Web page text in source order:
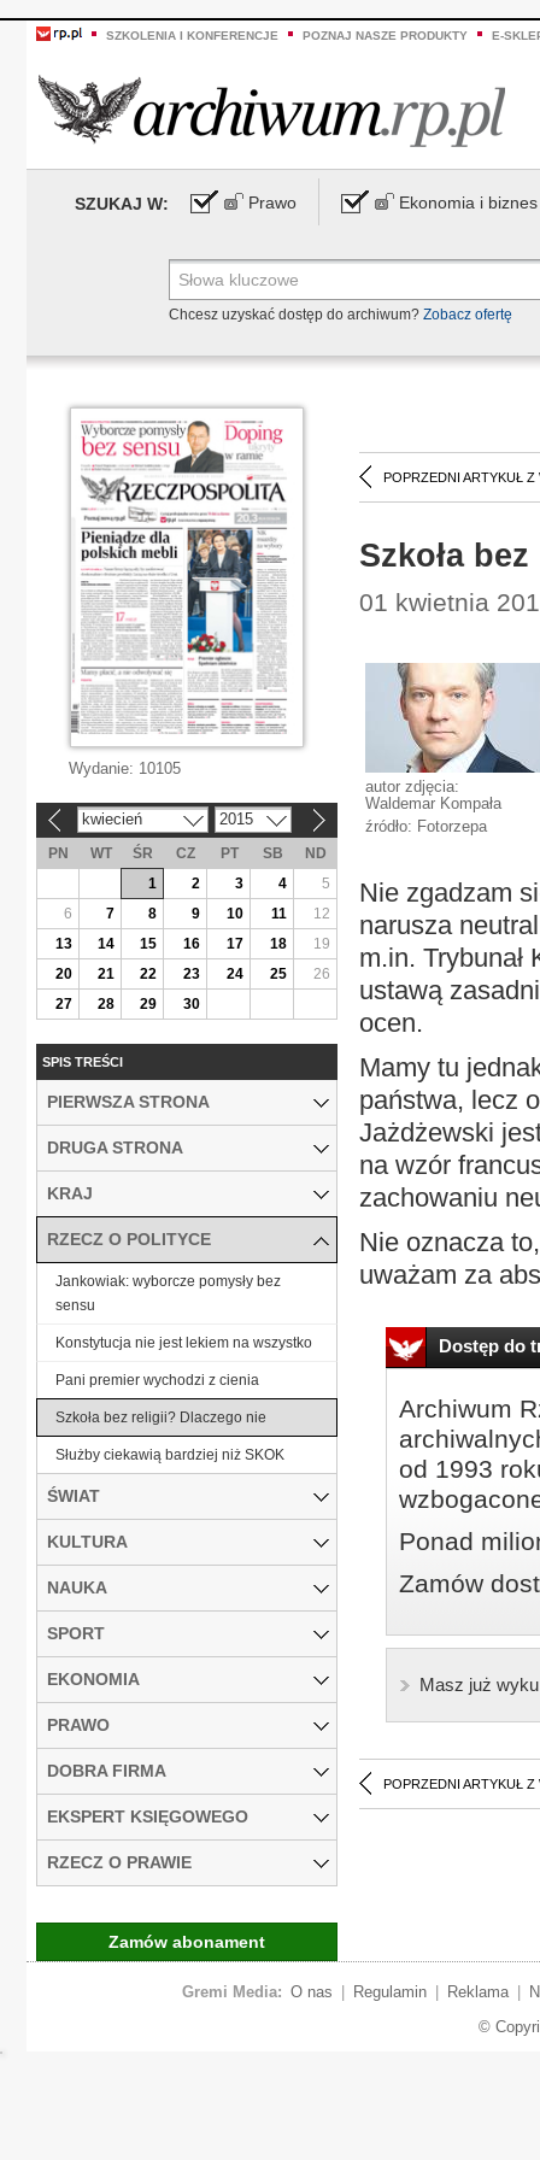
SZKOLENIA I KONFERENCJE POZNAJ NASZE PRODUKTY E-
SZUKAJ W: Prawo Ekonomia i biznes
Chcesz uzyskać dostęp do archiwum? Zobacz ofertę
POPRZEDNI ARTYKUŁ Z
Szkoła
01 kwietnia
autor zdjęcia:
Waldemar Kompała
źródło: Fotorzepa
Nie zgadzam
narusza
m.in. Trybunał
ustawą
ocen.
Mamy tu
państwa, lecz
Jażdżewski
na wzór
zachowaniu
Nie oznacza
uważam za
Dostęp do
Archiwum
od 1993
Ponad
Zamów
Masz już
POPRZEDNI ARTYKUŁ Z
Wydanie: 10105
kwiecień 2015
PN WT ŚR CZ PT SB
ND
1
2 3 4
5
6
7 8 9 10 11
12
13
14 15 16 17 18
19
20
21 22 23 24 25
26
27
28 29 30
SPIS TREŚCI
PIERWSZA STRONA
DRUGA STRONA
KRAJ
RZECZ O POLITYCE
Jankowiak: wyborcze pomysły bez
sensu
Konstytucja nie jest lekiem na wszystko
Pani premier wychodzi z cienia
Szkoła bez religii? Dlaczego nie
Służby ciekawią bardziej niż SKOK
ŚWIAT
KULTURA
NAUKA
SPORT
EKONOMIA
PRAWO
DOBRA FIRMA
EKSPERT KSIĘGOWEGO
RZECZ O PRAWIE
Zamów abonament
Gremi Media: O nas Regulamin Reklama
©